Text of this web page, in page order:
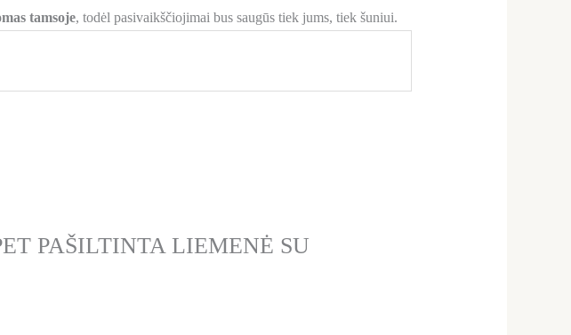
tamsoje, todėl pasivaikščiojimai bus saugūs tiek jums, tiek šuniui.
PAŠILTINTA LIEMENĖ SU